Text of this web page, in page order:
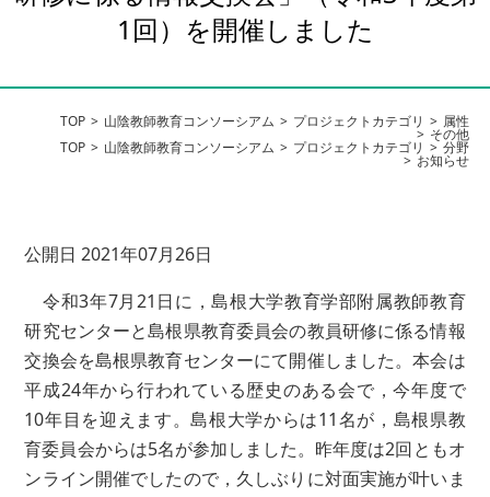
1回）を開催しました
TOP 山陰教師教育コンソーシアム プロジェクトカテゴリ 属性
その他
TOP 山陰教師教育コンソーシアム プロジェクトカテゴリ 分野
お知らせ
公開日 2021年07月26日
令和3年7月21日に，島根大学教育学部附属教師教育
研究センターと島根県教育委員会の教員研修に係る情報
交換会を島根県教育センターにて開催しました。本会は
平成24年から行われている歴史のある会で，今年度で
10年目を迎えます。島根大学からは11名が，島根県教
育委員会からは5名が参加しました。昨年度は2回ともオ
ンライン開催でしたので，久しぶりに対面実施が叶いま